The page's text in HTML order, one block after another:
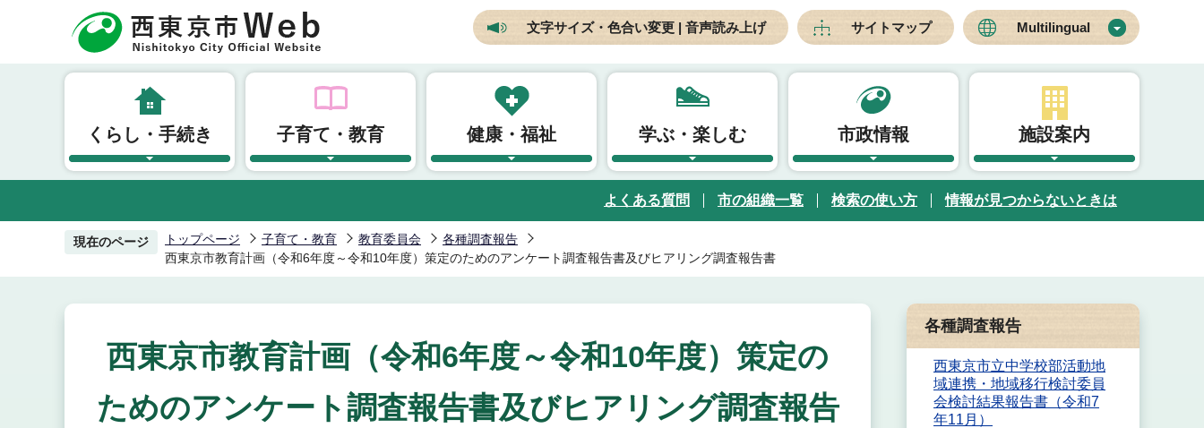
頭
文字サイズ・色合い変更 | 音声読み上げ サイトマップ Multilingual
くらし・手続き 子育て・教育 健康・福祉 学ぶ・楽しむ 市政情報 施設案内
よくある質問 市の組織一覧 検索の使い方 情報が見つからないときは
現在のページ トップページ 子育て・教育 教育委員会
各種調査報告
西東京市教育計画（令和6年度～令和10年度）策定のためのアンケート調査報告書及びヒアリング調査報告書
西東京市教育計画（令和6年度～令和10年度）策定の
ためのアンケート調査報告書及びヒアリング調査報告
各種調査報告
西東京市立中学校部活動地
域連携・地域移行検討委員
会検討結果報告書（令和7
年11月）